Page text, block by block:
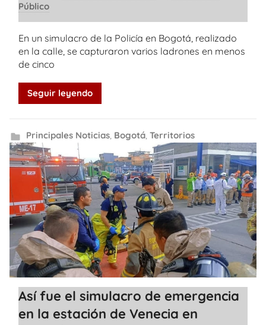
Público
En un simulacro de la Policía en Bogotá, realizado
en la calle, se capturaron varios ladrones en menos
de cinco
Seguir leyendo
Principales Noticias, Bogotá, Territorios
Así fue el simulacro de emergencia
en la estación de Venecia en